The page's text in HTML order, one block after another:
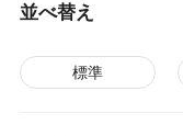
並べ替え
標準